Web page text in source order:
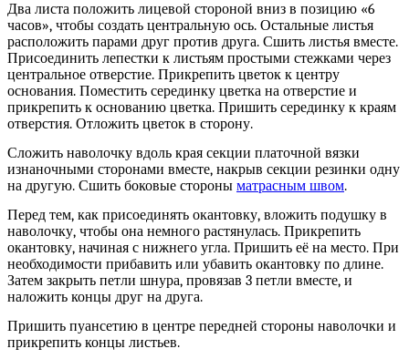
Два листа положить лицевой стороной вниз в позицию «6
часов», чтобы создать центральную ось. Остальные листья
расположить парами друг против друга. Сшить листья вместе.
Присоединить лепестки к листьям простыми стежками через
центральное отверстие. Прикрепить цветок к центру
основания. Поместить серединку цветка на отверстие и
прикрепить к основанию цветка. Пришить серединку к краям
отверстия. Отложить цветок в сторону.
Сложить наволочку вдоль края секции платочной вязки
изнаночными сторонами вместе, накрыв секции резинки одну
на другую. Сшить боковые стороны матрасным швом.
Перед тем, как присоединять окантовку, вложить подушку в
наволочку, чтобы она немного растянулась. Прикрепить
окантовку, начиная с нижнего угла. Пришить её на место. При
необходимости прибавить или убавить окантовку по длине.
Затем закрыть петли шнура, провязав 3 петли вместе, и
наложить концы друг на друга.
Пришить пуансетию в центре передней стороны наволочки и
прикрепить концы листьев.